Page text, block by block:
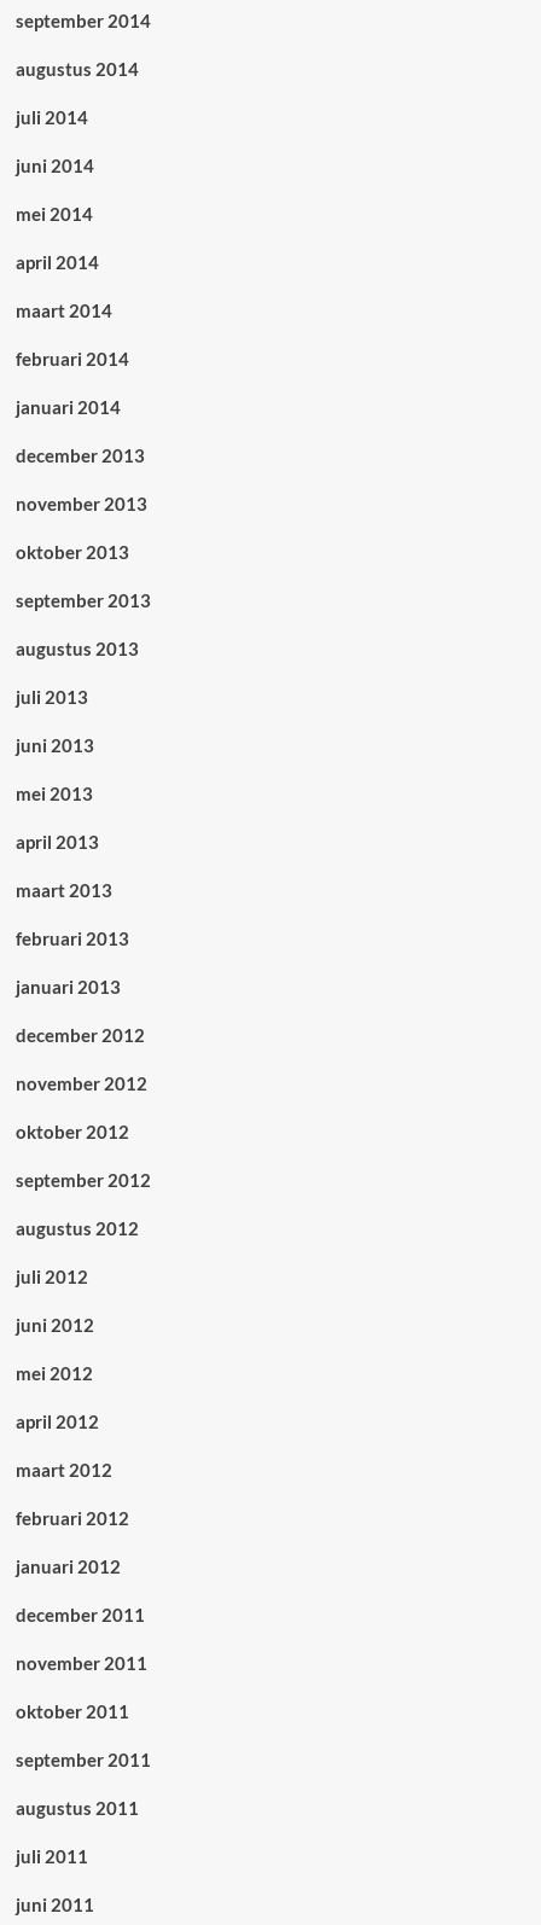
september 2014
augustus 2014
juli 2014
juni 2014
mei 2014
april 2014
maart 2014
februari 2014
januari 2014
december 2013
november 2013
oktober 2013
september 2013
augustus 2013
juli 2013
juni 2013
mei 2013
april 2013
maart 2013
februari 2013
januari 2013
december 2012
november 2012
oktober 2012
september 2012
augustus 2012
juli 2012
juni 2012
mei 2012
april 2012
maart 2012
februari 2012
januari 2012
december 2011
november 2011
oktober 2011
september 2011
augustus 2011
juli 2011
juni 2011